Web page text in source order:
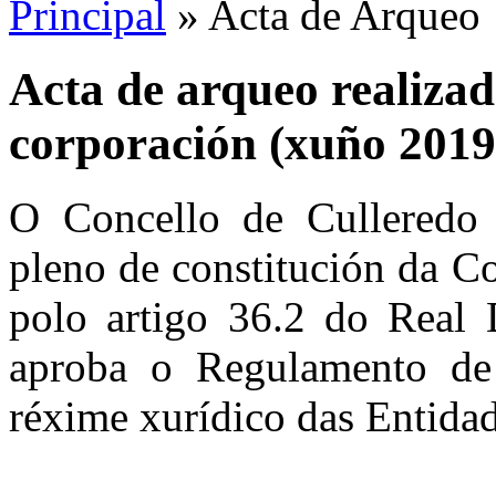
Principal » Acta de Arqueo
Acta de arqueo
corporación (xuño
O Concello de
pleno de constitución da
polo artigo 36.2 do Real
aproba o Regulamento
réxime xurídico das